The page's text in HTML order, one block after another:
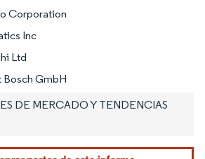
Corporation
Inc
Ltd
Bosch GmbH
DE MERCADO Y TENDENCIAS